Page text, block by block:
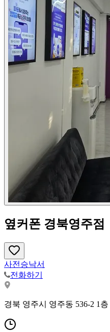
옆커폰 경북영주점
사전승낙서
전화하기
경북 영주시 영주동 536-2 1층